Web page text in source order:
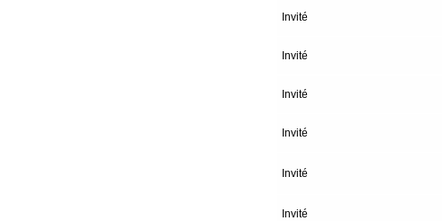
Invité
Invité
Invité
Invité
Invité
Invité